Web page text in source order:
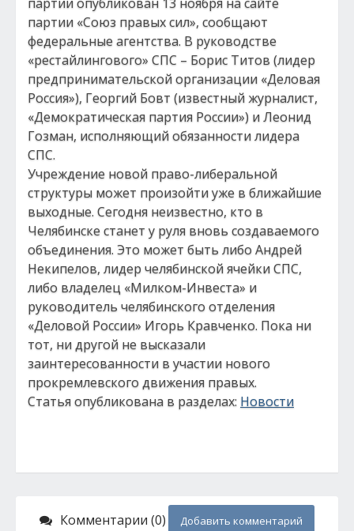
партии «Союз правых сил», сообщают
федеральные агентства. В руководстве
«рестайлингового» СПС – Борис Титов (лидер
предпринимательской организации «Деловая
Россия»), Георгий Бовт (известный журналист,
«Демократическая партия России») и Леонид
Гозман, исполняющий обязанности лидера
СПС.
Учреждение новой право-либеральной
структуры может произойти уже в ближайшие
выходные. Сегодня неизвестно, кто в
Челябинске станет у руля вновь создаваемого
объединения. Это может быть либо Андрей
Некипелов, лидер челябинской ячейки СПС,
либо владелец «Милком-Инвеста» и
руководитель челябинского отделения
«Деловой России» Игорь Кравченко. Пока ни
тот, ни другой не высказали
заинтересованности в участии нового
прокремлевского движения правых.
Статья опубликована в разделах: Новости
Комментарии (0) Добавить комментарий